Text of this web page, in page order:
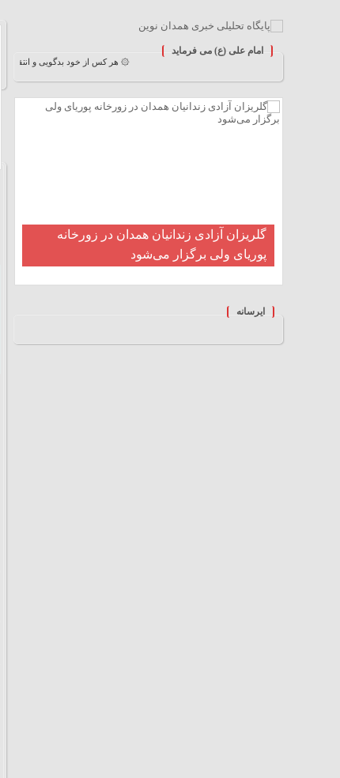
امام علی (ع) می فرماید
۞ هر کس از خود بدگویی و انتقاد کند٬خود را اصلاح کرده و هر کس خودستایی نماید٬ پس به تحقیق خویش را تباه نموده است. ۞
گلریزان آزادی زندانیان همدان در زورخانه
پوریای ولی برگزار می‌شود
ایرسانه